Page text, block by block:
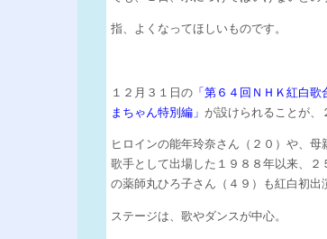
指、よくなってほしいものです。
１２月３１日の 「第６４回ＮＨＫ紅白歌
まちゃん特別編」 が設けられることが、
ヒロインの能年玲奈さん（２０）や、
歌手として出場した１９８８年以来、
の薬師丸ひろ子さん（４９）も紅白初
ステージは、歌やダンスが中心。